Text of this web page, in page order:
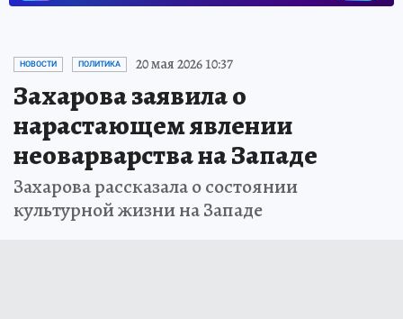
НОВОСТИ ПОЛИТИКА 20 мая 2026 10:37
Захарова заявила о
нарастающем явлении
неоварварства на Западе
Захарова рассказала о состоянии
культурной жизни на Западе